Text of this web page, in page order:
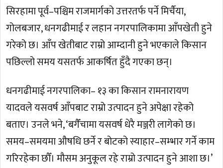
सिरहामा पूर्व–पश्चिम राजमार्गको उत्तरतर्फ पर्ने मिर्चैया,
गोलबजार, धनगढीमाई र लहान नगरपालिकामा आँपखेती हुने
गरेको छ। आँप खेतीबाट राम्रो आम्दानी हुने भएकाले किसान
पछिल्लो समय यसतर्फ आकर्षित हुँदै गएका छन्।
धनगढीमाई नगरपालिका– १३ का किसान रामनारायण
यादवले यसवर्ष आँपबाट राम्रो उत्पादन हुने अपेक्षा रहेको
बताए। उनले भने, ‘बगैँचामा यसवर्ष धेरै मञ्जरी लागेको छ।
समय–समयमा औषधि छर्ने र बोटको स्याहार–सम्भार गर्ने काम
गरिरहेका छौँ। मौसम अनुकूल रहे राम्रो उत्पादन हुने आशा छ।’